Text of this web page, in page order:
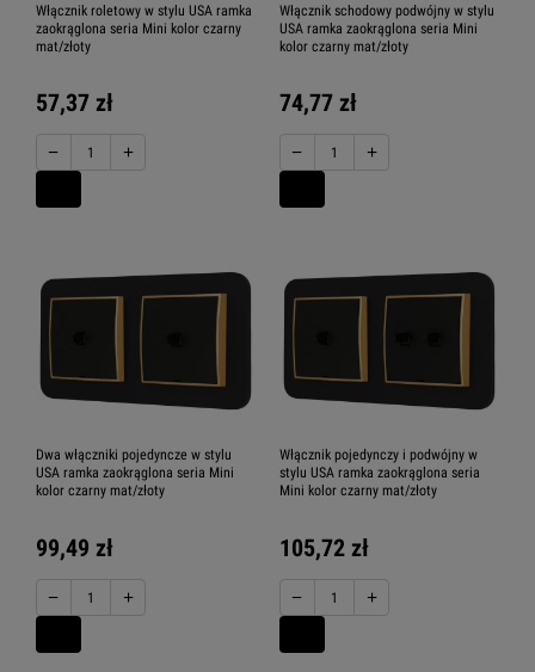
Włącznik roletowy w stylu USA ramka
zaokrąglona seria Mini kolor czarny
mat/złoty
57,37 zł
− +
Włącznik schodowy podwójny w stylu
USA ramka zaokrąglona seria Mini
kolor czarny mat/złoty
74,77 zł
− +
Dwa włączniki pojedyncze w stylu
USA ramka zaokrąglona seria Mini
kolor czarny mat/złoty
99,49 zł
− +
Włącznik pojedynczy i podwójny w
stylu USA ramka zaokrąglona seria
Mini kolor czarny mat/złoty
105,72 zł
− +